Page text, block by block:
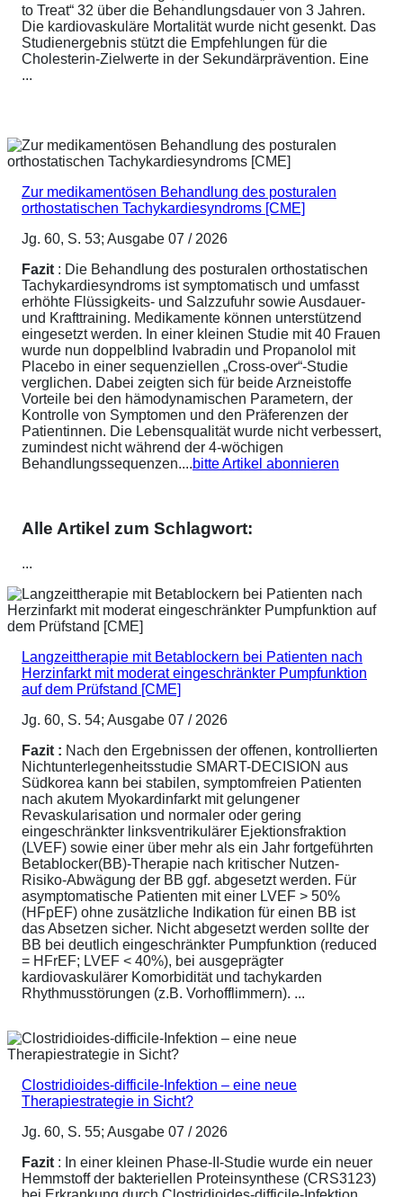
to Treat“ 32 über die Behandlungsdauer von 3 Jahren.
Die kardiovaskuläre Mortalität wurde nicht gesenkt. Das
Studienergebnis stützt die Empfehlungen für die
Cholesterin-Zielwerte in der Sekundärprävention. Eine
...
Zur medikamentösen Behandlung des posturalen
orthostatischen Tachykardiesyndroms [CME]
Jg. 60, S. 53; Ausgabe 07 / 2026
Fazit : Die Behandlung des posturalen orthostatischen
Tachykardiesyndroms ist symptomatisch und umfasst
erhöhte Flüssigkeits- und Salzzufuhr sowie Ausdauer-
und Krafttraining. Medikamente können unterstützend
eingesetzt werden. In einer kleinen Studie mit 40 Frauen
wurde nun doppelblind Ivabradin und Propanolol mit
Placebo in einer sequenziellen „Cross-over“-Studie
verglichen. Dabei zeigten sich für beide Arzneistoffe
Vorteile bei den hämodynamischen Parametern, der
Kontrolle von Symptomen und den Präferenzen der
Patientinnen. Die Lebensqualität wurde nicht verbessert,
zumindest nicht während der 4-wöchigen
Behandlungssequenzen....bitte Artikel abonnieren
Alle Artikel zum Schlagwort:
...
Langzeittherapie mit Betablockern bei Patienten nach
Herzinfarkt mit moderat eingeschränkter Pumpfunktion
auf dem Prüfstand [CME]
Jg. 60, S. 54; Ausgabe 07 / 2026
Fazit : Nach den Ergebnissen der offenen, kontrollierten
Nichtunterlegenheitsstudie SMART-DECISION aus
Südkorea kann bei stabilen, symptomfreien Patienten
nach akutem Myokardinfarkt mit gelungener
Revaskularisation und normaler oder gering
eingeschränkter linksventrikulärer Ejektionsfraktion
(LVEF) sowie einer über mehr als ein Jahr fortgeführten
Betablocker(BB)-Therapie nach kritischer Nutzen-
Risiko-Abwägung der BB ggf. abgesetzt werden. Für
asymptomatische Patienten mit einer LVEF > 50%
(HFpEF) ohne zusätzliche Indikation für einen BB ist
das Absetzen sicher. Nicht abgesetzt werden sollte der
BB bei deutlich eingeschränkter Pumpfunktion (reduced
= HFrEF; LVEF < 40%), bei ausgeprägter
kardiovaskulärer Komorbidität und tachykarden
Rhythmusstörungen (z.B. Vorhofflimmern). ...
Clostridioides-difficile-Infektion – eine neue
Therapiestrategie in Sicht?
Jg. 60, S. 55; Ausgabe 07 / 2026
Fazit : In einer kleinen Phase-II-Studie wurde ein neuer
Hemmstoff der bakteriellen Proteinsynthese (CRS3123)